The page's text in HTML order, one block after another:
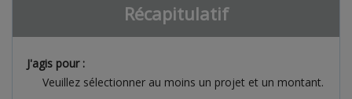
Récapitulatif
J'agis pour :
Veuillez sélectionner au moins un projet et un montant.